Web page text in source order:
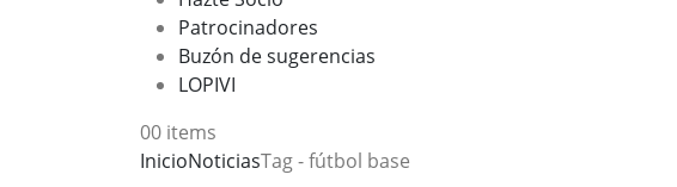
Patrocinadores
Buzón de sugerencias
LOPIVI
00 items
InicioNoticiasTag -fútbol base